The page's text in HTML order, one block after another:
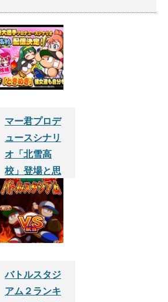
マー君プロデ
ュースシナリ
オ「北雪高
校」登場と思
わせての「パ
ワフル高校」
セクション期
間限定ルート
バトルスタジ
アム２ランキ